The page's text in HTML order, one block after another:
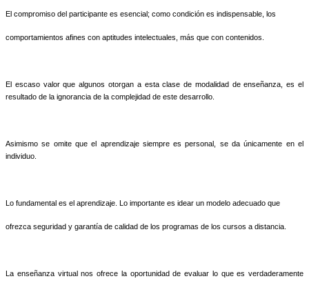
El compromiso del participante es esencial; como condición es indispensable, los
comportamientos afines con aptitudes intelectuales, más que con contenidos.
El escaso valor que algunos otorgan a esta clase de modalidad de enseñanza, es el
resultado de la ignorancia de la complejidad de este desarrollo.
Asimismo se omite que el aprendizaje siempre es personal, se da únicamente en el
individuo.
Lo fundamental es el aprendizaje. Lo importante es idear un modelo adecuado que
ofrezca seguridad y garantía de calidad de los programas de los cursos a distancia.
La enseñanza virtual nos ofrece la oportunidad de evaluar lo que es verdaderamente